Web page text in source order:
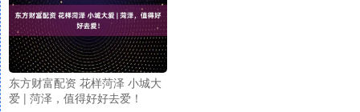
东方财富配资 花样菏泽 小城大
爱 | 菏泽，值得好好去爱！